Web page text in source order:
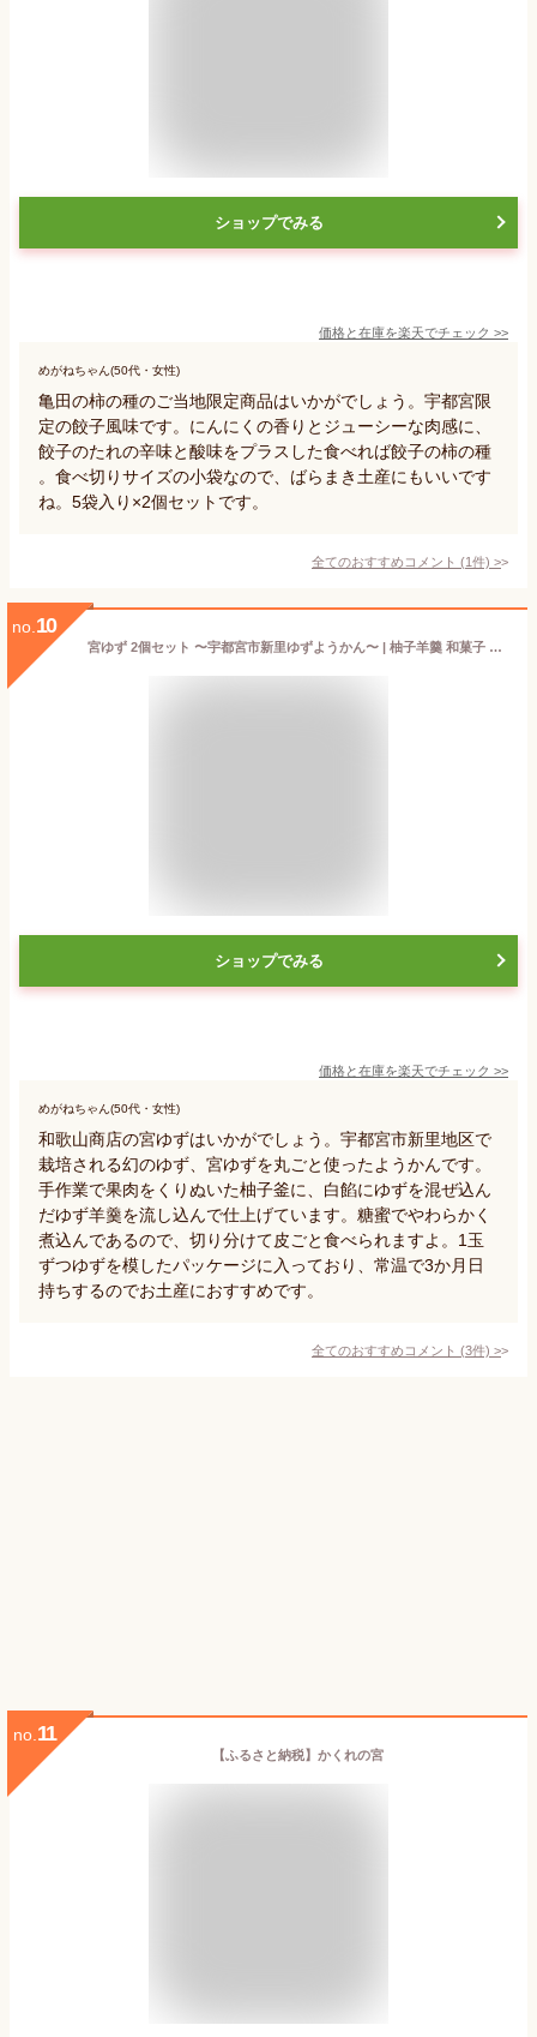
ショップでみる
価格と在庫を楽天でチェック >>
めがねちゃん(50代・女性)
亀田の柿の種のご当地限定商品はいかがでしょう。宇都宮限
定の餃子風味です。にんにくの香りとジューシーな肉感に、
餃子のたれの辛味と酸味をプラスした食べれば餃子の柿の種
。食べ切りサイズの小袋なので、ばらまき土産にもいいです
ね。5袋入り×2個セットです。
全てのおすすめコメント (1件) >
no. 10
宮ゆず 2個セット 〜宇都宮市新里ゆずようかん〜 | 柚子羊羹 和菓子 お菓子 スイーツ 夏ギフト お中元 御中元 暑中見舞い 2026 イベント 会社 職場 大量 法人 食べ物 プレゼント ギフト 結婚祝い 結婚 出産 内祝い お祝い お礼 お返し お取り寄せ
ショップでみる
価格と在庫を楽天でチェック >>
めがねちゃん(50代・女性)
和歌山商店の宮ゆずはいかがでしょう。宇都宮市新里地区で
栽培される幻のゆず、宮ゆずを丸ごと使ったようかんです。
手作業で果肉をくりぬいた柚子釜に、白餡にゆずを混ぜ込ん
だゆず羊羹を流し込んで仕上げています。糖蜜でやわらかく
煮込んであるので、切り分けて皮ごと食べられますよ。1玉
ずつゆずを模したパッケージに入っており、常温で3か月日
持ちするのでお土産におすすめです。
全てのおすすめコメント (3件) >
no. 11
【ふるさと納税】かくれの宮